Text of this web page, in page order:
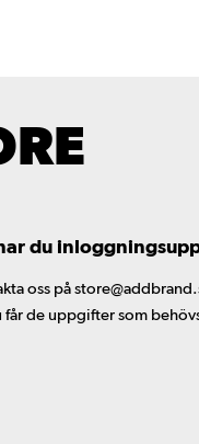
du
oss på
får de uppgifter som